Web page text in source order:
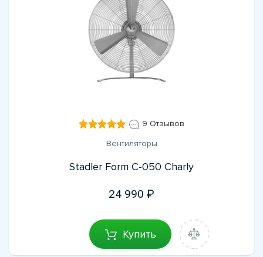
9 Отзывов
Вентиляторы
Stadler Form C-050 Charly
24 990
Купить